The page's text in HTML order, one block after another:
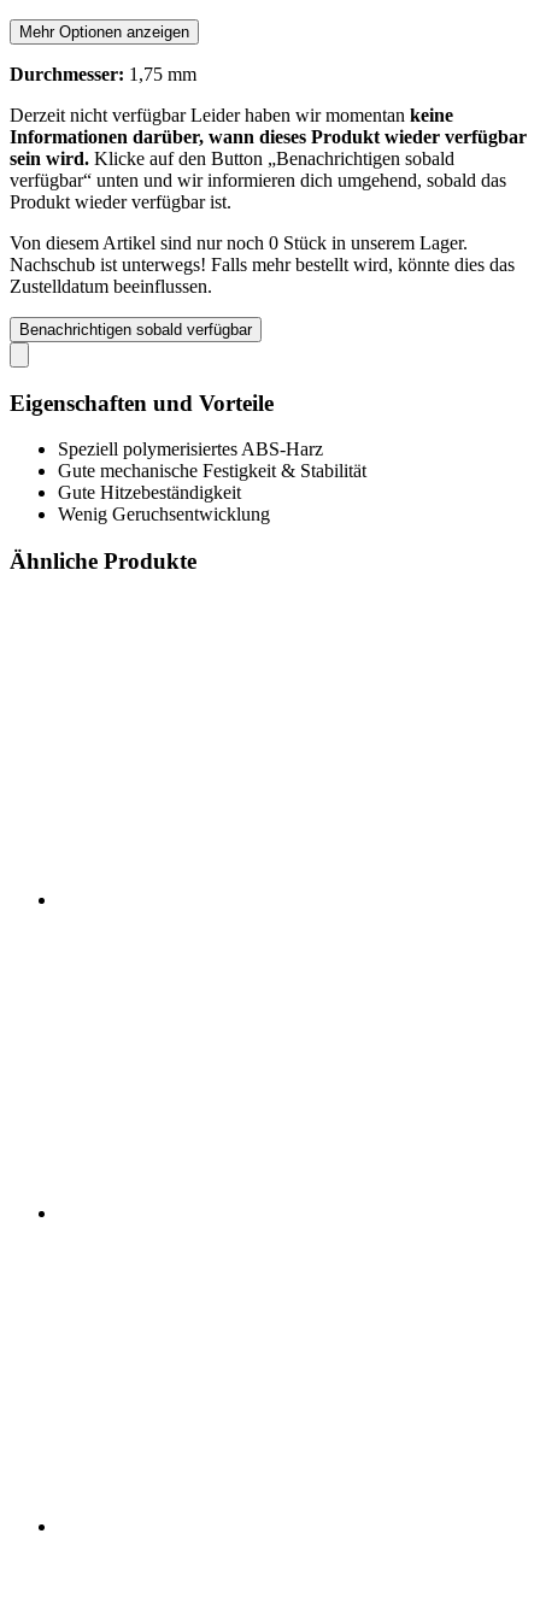
Mehr Optionen anzeigen
Durchmesser: 1,75 mm
Derzeit nicht verfügbarLeider haben wir momentan keine
Informationen darüber, wann dieses Produkt wieder verfügbar
sein wird. Klicke auf den Button „Benachrichtigen sobald
verfügbar“ unten und wir informieren dich umgehend, sobald das
Produkt wieder verfügbar ist.
Von diesem Artikel sind nur noch 0 Stück in unserem Lager.
Nachschub ist unterwegs! Falls mehr bestellt wird, könnte dies das
Zustelldatum beeinflussen.
Benachrichtigen sobald verfügbar
Eigenschaften und Vorteile
Speziell polymerisiertes ABS-Harz
Gute mechanische Festigkeit & Stabilität
Gute Hitzebeständigkeit
Wenig Geruchsentwicklung
Ähnliche Produkte